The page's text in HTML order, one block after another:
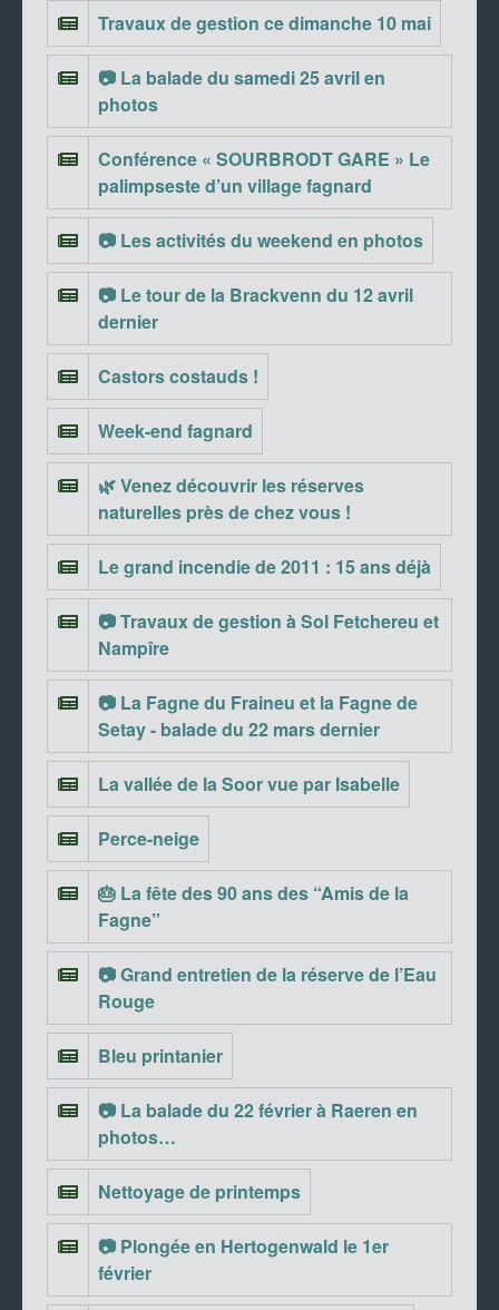
Travaux de gestion ce dimanche 10 mai
📷 La balade du samedi 25 avril en
photos
Conférence « SOURBRODT GARE » Le
palimpseste d’un village fagnard
📷 Les activités du weekend en photos
📷 Le tour de la Brackvenn du 12 avril
dernier
Castors costauds !
Week-end fagnard
🌿 Venez découvrir les réserves
naturelles près de chez vous !
Le grand incendie de 2011 : 15 ans déjà
📷 Travaux de gestion à Sol Fetchereu et
Nampîre
📷 La Fagne du Fraineu et la Fagne de
Setay - balade du 22 mars dernier
La vallée de la Soor vue par Isabelle
Perce-neige
🎂 La fête des 90 ans des “Amis de la
Fagne”
📷 Grand entretien de la réserve de l’Eau
Rouge
Bleu printanier
📷 La balade du 22 février à Raeren en
photos…
Nettoyage de printemps
📷 Plongée en Hertogenwald le 1er
février